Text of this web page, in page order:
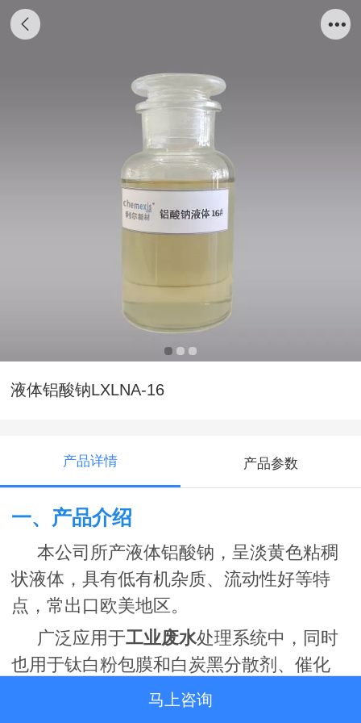
液体铝酸钠LXLNA-16
产品详情 产品参数
一、产品介绍
本公司所产液体铝酸钠，呈淡黄色粘稠
状液体，具有低有机杂质、流动性好等特
点，常出口欧美地区。
广泛应用于工业废水处理系统中，同时
也用于钛白粉包膜和白炭黑分散剂、催化
马上咨询